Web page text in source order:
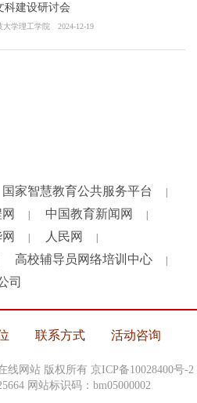
科建设研讨会
大学理工学院 2024-12-19
国家智慧教育公共服务平台 |
| 中国教育新闻网 |
| 人民网 |
高校辅导员网络培训中心 |
司
联系方式 活动咨询
线网站 版权所有 京ICP备10028400号-2
网站标识码：bm05000002